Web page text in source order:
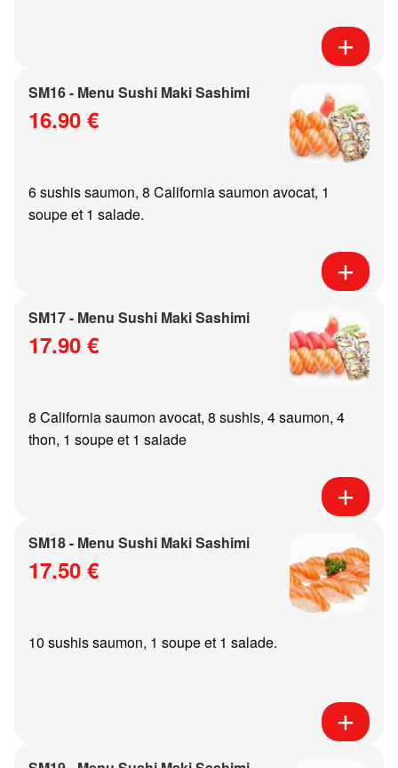
SM16 - Menu Sushi Maki Sashimi
16.90 €
6 sushis saumon, 8 California saumon avocat, 1
soupe et 1 salade.
SM17 - Menu Sushi Maki Sashimi
17.90 €
8 California saumon avocat, 8 sushis, 4 saumon, 4
thon, 1 soupe et 1 salade
SM18 - Menu Sushi Maki Sashimi
17.50 €
10 sushis saumon, 1 soupe et 1 salade.